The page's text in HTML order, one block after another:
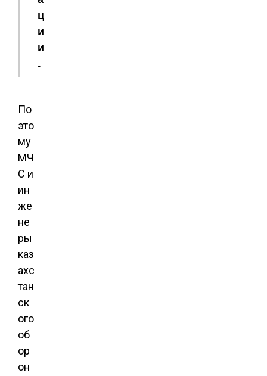
ц
и
и
.
По
это
му
МЧ
С и
ин
же
не
ры
каз
ахс
тан
ск
ого
об
ор
он